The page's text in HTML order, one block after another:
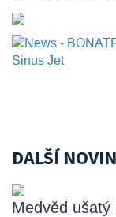
DALŠÍ
Medvěd ušatý